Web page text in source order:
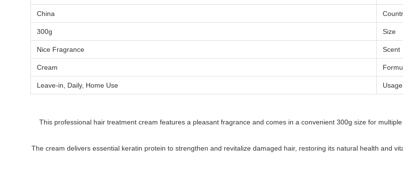
China
Size
300g
Scent
Nice Fragrance
Cream
Usage
Leave-in, Daily, Home Use
This professional hair treatment cream features a pleasant fragrance and comes in a convenient 300g size for
The cream delivers essential keratin protein to strengthen and revitalize damaged hair, restoring its natural health and